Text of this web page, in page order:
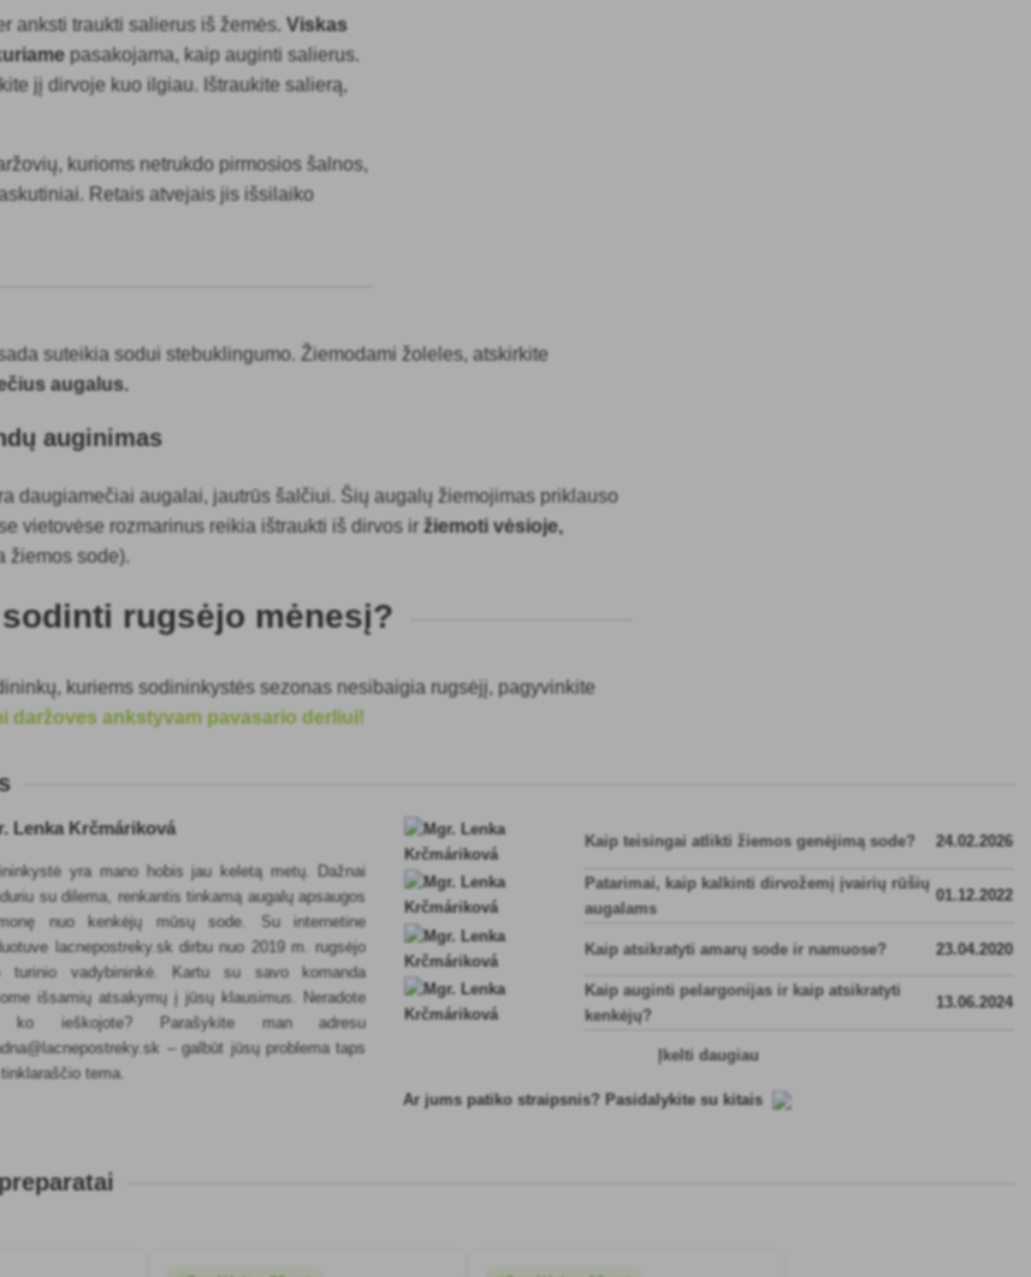
anksti traukti salierus iš žemės.Viskas
pasakojama, kaip auginti salierus.
jį dirvoje kuo ilgiau. Ištraukite salierą,
kurioms netrukdo pirmosios šalnos,
Retais atvejais jis išsilaiko
suteikia sodui stebuklingumo. Žiemodami žoleles, atskirkite
augalus.
auginimas
daugiamečiai augalai, jautrūs šalčiui. Šių augalų žiemojimas priklauso
vietovėse rozmarinus reikia ištraukti iš dirvos iržiemoti vėsioje,
žiemos sode).
rugsėjo mėnesį?
kuriems sodininkystės sezonas nesibaigia rugsėjį, pagyvinkite
daržoves ankstyvam pavasario derliui!
Lenka Krčmáriková
yra mano hobis jau keletą metų. Dažnai
su dilema, renkantis tinkamą augalų apsaugos
nuo kenkėjų mūsų sode. Su internetine
lacnepostreky.sk dirbu nuo 2019 m. rugsėjo
turinio vadybininkė. Kartu su savo komanda
išsamių atsakymų į jūsų klausimus. Neradote
ieškojote? Parašykite man adresu
– galbūt jūsų problema taps
tema.
Kaip teisingai atlikti žiemos genėjimą sode? 24.02.2026
Patarimai, kaip kalkinti dirvožemį įvairių rūšių
augalams
01.12.2022
Kaip atsikratyti amarų sode ir namuose? 23.04.2020
Kaip auginti pelargonijas ir kaip atsikratyti
kenkėjų?
13.06.2024
Įkelti daugiau
Ar jums patiko straipsnis? Pasidalykite su kitais